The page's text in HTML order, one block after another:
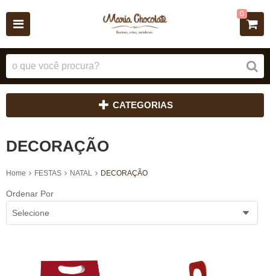
0
CATEGORIAS
DECORAÇÃO
Home FESTAS NATAL DECORAÇÃO
Ordenar Por
Selecione